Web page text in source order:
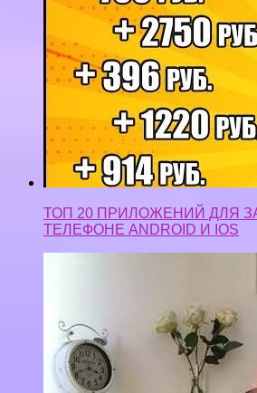
ТОП 20 ПРИЛОЖЕНИЙ ДЛЯ
ТЕЛЕФОНЕ ANDROID И IOS